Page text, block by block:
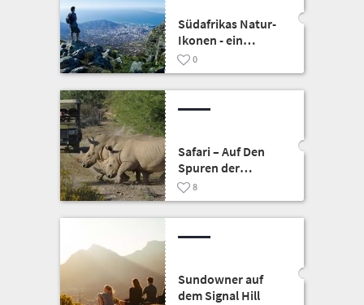
Südafrikas Natur-
Ikonen - ein
Paradies für Natur-
Liebhaber
0
Safari – Auf Den
Spuren der
Wildtiere
8
Sundowner auf
dem Signal Hill